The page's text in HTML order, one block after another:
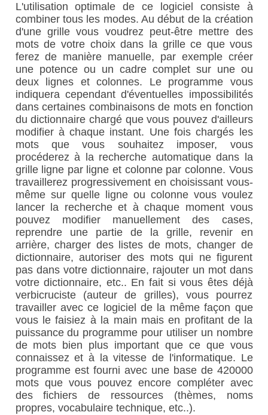
L'utilisation optimale de ce logiciel consiste à
combiner tous les modes. Au début de la création
d'une grille vous voudrez peut-être mettre des
mots de votre choix dans la grille ce que vous
ferez de manière manuelle, par exemple créer
une potence ou un cadre complet sur une ou
deux lignes et colonnes. Le programme vous
indiquera cependant d'éventuelles impossibilités
dans certaines combinaisons de mots en fonction
du dictionnaire chargé que vous pouvez d'ailleurs
modifier à chaque instant. Une fois chargés les
mots que vous souhaitez imposer, vous
procéderez à la recherche automatique dans la
grille ligne par ligne et colonne par colonne. Vous
travaillerez progressivement en choisissant vous-
même sur quelle ligne ou colonne vous voulez
lancer la recherche et à chaque moment vous
pouvez modifier manuellement des cases,
reprendre une partie de la grille, revenir en
arrière, charger des listes de mots, changer de
dictionnaire, autoriser des mots qui ne figurent
pas dans votre dictionnaire, rajouter un mot dans
votre dictionnaire, etc.. En fait si vous êtes déjà
verbicruciste (auteur de grilles), vous pourrez
travailler avec ce logiciel de la même façon que
vous le faisiez à la main mais en profitant de la
puissance du programme pour utiliser un nombre
de mots bien plus important que ce que vous
connaissez et à la vitesse de l'informatique. Le
programme est fourni avec une base de 420000
mots que vous pouvez encore compléter avec
des fichiers de ressources (thèmes, noms
propres, vocabulaire technique, etc..).